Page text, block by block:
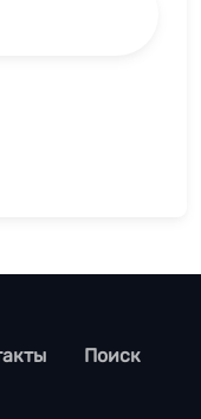
Поиск